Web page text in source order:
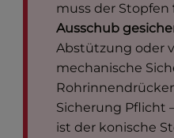
muss der Stopfen
Ausschub
Abstützung oder
mechanische
Sicherung Pflicht
ist der konische